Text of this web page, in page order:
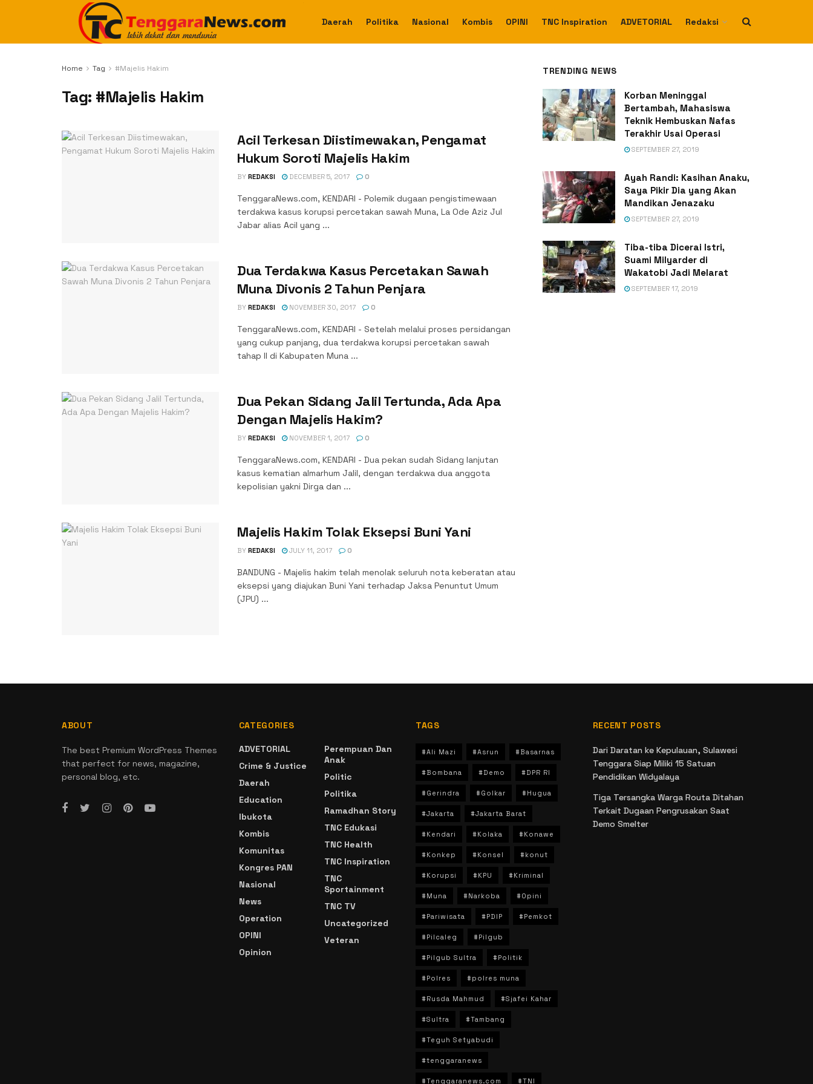
Daerah Politika Nasional Kombis OPINI TNC Inspiration ADVETORIAL Redaksi
Home Tag #Majelis Hakim
Tag: #Majelis Hakim
Acil Terkesan Diistimewakan, Pengamat
Hukum Soroti Majelis Hakim
BY REDAKSI DECEMBER 5, 2017 0
TenggaraNews.com, KENDARI - Polemik dugaan pengistimewaan
terdakwa kasus korupsi percetakan sawah Muna, La Ode Aziz Jul
Jabar alias Acil yang ...
Dua Terdakwa Kasus Percetakan Sawah
Muna Divonis 2 Tahun Penjara
BY REDAKSI NOVEMBER 30, 2017 0
TenggaraNews.com, KENDARI - Setelah melalui proses persidangan
yang cukup panjang, dua terdakwa korupsi percetakan sawah
tahap II di Kabupaten Muna ...
Dua Pekan Sidang Jalil Tertunda, Ada Apa
Dengan Majelis Hakim?
BY REDAKSI NOVEMBER 1, 2017 0
TenggaraNews.com, KENDARI - Dua pekan sudah Sidang lanjutan
kasus kematian almarhum Jalil, dengan terdakwa dua anggota
kepolisian yakni Dirga dan ...
Majelis Hakim Tolak Eksepsi Buni Yani
BY REDAKSI JULY 11, 2017 0
BANDUNG - Majelis hakim telah menolak seluruh nota keberatan atau
eksepsi yang diajukan Buni Yani terhadap Jaksa Penuntut Umum
(JPU) ...
TRENDING NEWS
Korban Meninggal
Bertambah, Mahasiswa
Teknik Hembuskan Nafas
Terakhir Usai Operasi
SEPTEMBER 27, 2019
Ayah Randi: Kasihan Anaku,
Saya Pikir Dia yang Akan
Mandikan Jenazaku
SEPTEMBER 27, 2019
Tiba-tiba Dicerai Istri,
Suami Milyarder di
Wakatobi Jadi Melarat
SEPTEMBER 17, 2019
ABOUT
The best Premium WordPress Themes
that perfect for news, magazine,
personal blog, etc.
CATEGORIES
ADVETORIAL
Crime & Justice
Daerah
Education
Ibukota
Kombis
Komunitas
Kongres PAN
Nasional
News
Operation
OPINI
Opinion
Perempuan Dan
Anak
Politic
Politika
Ramadhan Story
TNC Edukasi
TNC Health
TNC Inspiration
TNC
Sportainment
TNC TV
Uncategorized
Veteran
TAGS
#Ali Mazi #Asrun #Basarnas
#Bombana #Demo #DPR RI
#Gerindra #Golkar #Hugua
#Jakarta #Jakarta Barat
#Kendari #Kolaka #Konawe
#Konkep #Konsel #konut
#Korupsi #KPU #Kriminal
#Muna #Narkoba #Opini
#Pariwisata #PDIP #Pemkot
#Pilcaleg #Pilgub
#Pilgub Sultra #Politik
#Polres #polres muna
#Rusda Mahmud #Sjafei Kahar
#Sultra #Tambang
#Teguh Setyabudi
#tenggaranews
#Tenggaranews.com #TNI
RECENT POSTS
Dari Daratan ke Kepulauan, Sulawesi
Tenggara Siap Miliki 15 Satuan
Pendidikan Widyalaya
Tiga Tersangka Warga Routa Ditahan
Terkait Dugaan Pengrusakan Saat
Demo Smelter